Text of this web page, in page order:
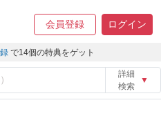
会員登録 ログイン
で14個の特典をゲット
詳細
検索
▼